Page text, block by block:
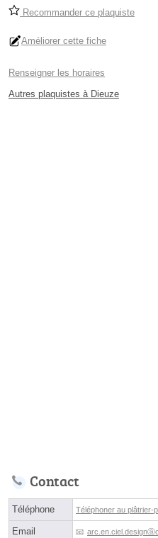
Recommander ce plaquiste
Améliorer cette fiche
Renseigner les horaires
Autres plaquistes à Dieuze
Contact
Téléphone Téléphoner au plâtrier-
Email